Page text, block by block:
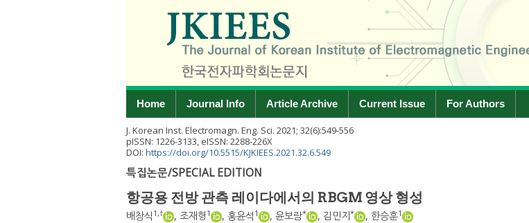
Home Journal Info Article Archive Current Issue For Authors
J. Korean Inst. Electromagn. Eng. Sci. 2021; 32(6):549-556
pISSN: 1226-3133, eISSN: 2288-226X
DOI: https://doi.org/10.5515/KJKIEES.2021.32.6.549
특집논문/SPECIAL EDITION
항공용 전방 관측 레이다에서의 RBGM 영상 형성
배창식 1 ,† , 조재형 1 , 홍윤석 1 , 윤보람* , 김민지* , 한승훈1